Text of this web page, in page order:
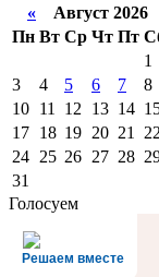
« Август
Пн Вт Ср Чт Пт
1
3
4 5 6 7 8
10 11 12 13 14
17 18 19 20 21 22
24 25 26 27 28
31
Голосуем
Решаем вместе